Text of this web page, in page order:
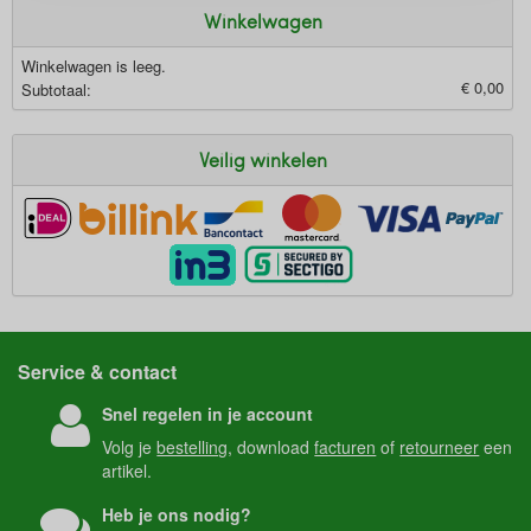
Winkelwagen
Winkelwagen is leeg.
Subtotaal:
€ 0,00
Veilig winkelen
Service & contact
Snel regelen in je account
Volg jebestelling, downloadfacturen of retourneer een
artikel.
Heb je ons nodig?